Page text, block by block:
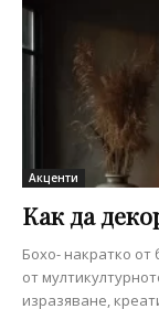
Акценти
Как да
Бохо- накратко от
от
изразяване,